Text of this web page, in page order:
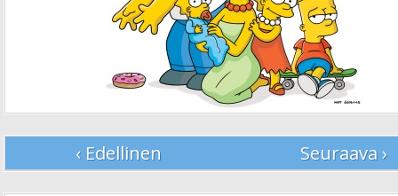
‹ Edellinen Seuraava ›